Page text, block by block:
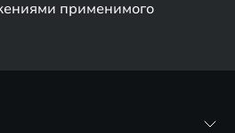
применимого